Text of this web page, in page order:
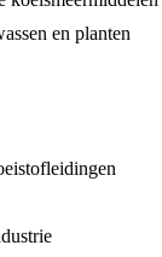
en planten